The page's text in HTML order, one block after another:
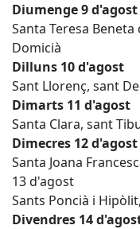
Diumenge 9 d'agost
Santa Teresa
Domicià
Dilluns 10 d'agost
Sant Llorenç, sant
Dimarts 11 d'agost
Santa Clara, sant
Dimecres 12 d'agost
Santa Joana
13 d'agost
Sants Poncià i
Divendres 14